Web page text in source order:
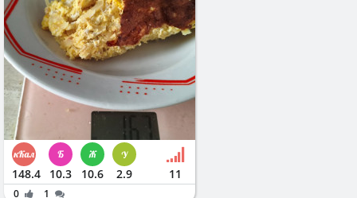
148.4 10.3 10.6 2.9 11
0 1